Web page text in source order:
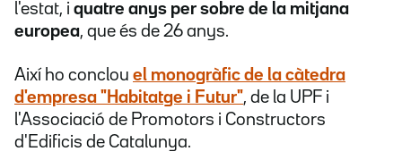
l'estat, i quatre anys per sobre de la mitjana
europea, que és de 26 anys.
Així ho conclou el monogràfic de la càtedra
d'empresa "Habitatge i Futur", de la UPF i
l'Associació de Promotors i Constructors
d'Edificis de Catalunya.